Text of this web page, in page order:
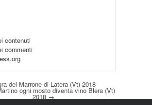
contenuti
commenti
del Marrone di Latera (Vt) 2018
ogni mosto diventa vino Blera (Vt)
2018 →